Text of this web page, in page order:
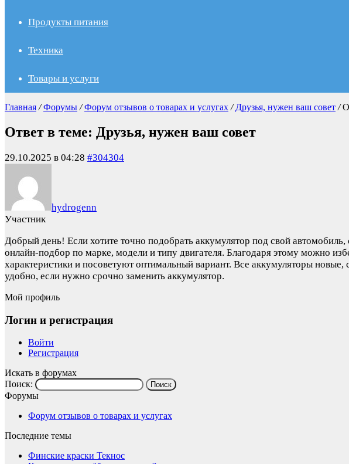
Продукты питания
Техника
Товары и услуги
Главная / Форумы / Форум отзывов о товарах и услугах / Друзья, нужен ваш совет /
Ответ в теме: Друзья, нужен ваш совет
29.10.2025 в 04:28 #304304
hydrogenn
Участник
Добрый день! Если хотите точно подобрать аккумулятор под свой
онлайн‑подбор по марке, модели и типу двигателя. Благодаря этому можно
характеристики и посоветуют оптимальный вариант. Все аккумуляторы
удобно, если нужно срочно заменить аккумулятор.
Мой профиль
Логин и регистрация
Войти
Регистрация
Искать в форумах
Поиск:
Форумы
Форум отзывов о товарах и услугах
Последние темы
Финские краски Текнос